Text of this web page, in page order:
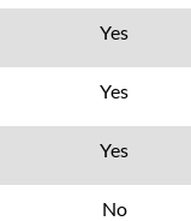
Yes
Yes
Yes
No